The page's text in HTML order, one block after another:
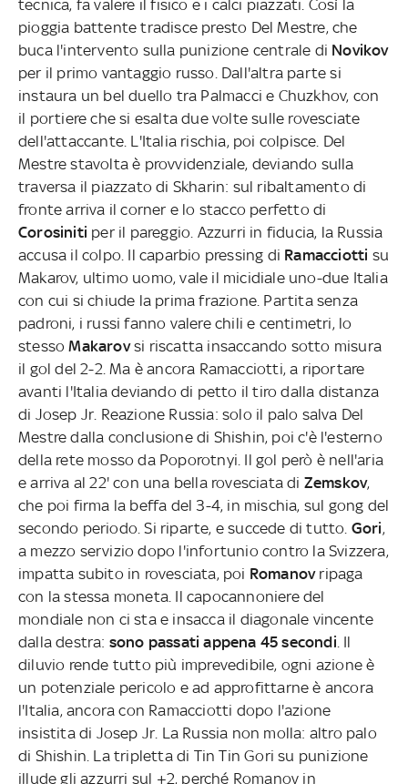
tecnica, fa valere il fisico e i calci piazzati. Così la
pioggia battente tradisce presto Del Mestre, che
buca l'intervento sulla punizione centrale di Novikov
per il primo vantaggio russo. Dall'altra parte si
instaura un bel duello tra Palmacci e Chuzkhov, con
il portiere che si esalta due volte sulle rovesciate
dell'attaccante. L'Italia rischia, poi colpisce. Del
Mestre stavolta è provvidenziale, deviando sulla
traversa il piazzato di Skharin: sul ribaltamento di
fronte arriva il corner e lo stacco perfetto di
Corosiniti per il pareggio. Azzurri in fiducia, la Russia
accusa il colpo. Il caparbio pressing di Ramacciotti su
Makarov, ultimo uomo, vale il micidiale uno-due Italia
con cui si chiude la prima frazione. Partita senza
padroni, i russi fanno valere chili e centimetri, lo
stessoMakarovsi riscatta insaccando sotto misura
il gol del 2-2. Ma è ancora Ramacciotti, a riportare
avanti l'Italia deviando di petto il tiro dalla distanza
di Josep Jr. Reazione Russia: solo il palo salva Del
Mestre dalla conclusione di Shishin, poi c'è l'esterno
della rete mosso da Poporotnyi. Il gol però è nell'aria
e arriva al 22' con una bella rovesciata di Zemskov,
che poi firma la beffa del 3-4, in mischia, sul gong del
secondo periodo. Si riparte, e succede di tutto. Gori,
a mezzo servizio dopo l'infortunio contro la Svizzera,
impatta subito in rovesciata, poi Romanov ripaga
con la stessa moneta. Il capocannoniere del
mondiale non ci sta e insacca il diagonale vincente
dalla destra: sono passati appena 45 secondi . Il
diluvio rende tutto più imprevedibile, ogni azione è
un potenziale pericolo e ad approfittarne è ancora
l'Italia, ancora con Ramacciotti dopo l'azione
insistita di Josep Jr. La Russia non molla: altro palo
di Shishin. La tripletta di Tin Tin Gori su punizione
illude gli azzurri sul +2, perché Romanov in